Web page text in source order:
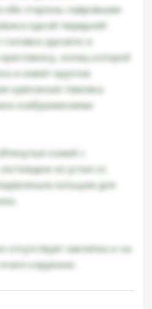
обе стороны лавровыми
одной передней
рукояти и
конец которой
и имеет круглое
крепления темляка.
изображениями
кожей с
из устья со
кольцом для
заклепка и на
коррозии.